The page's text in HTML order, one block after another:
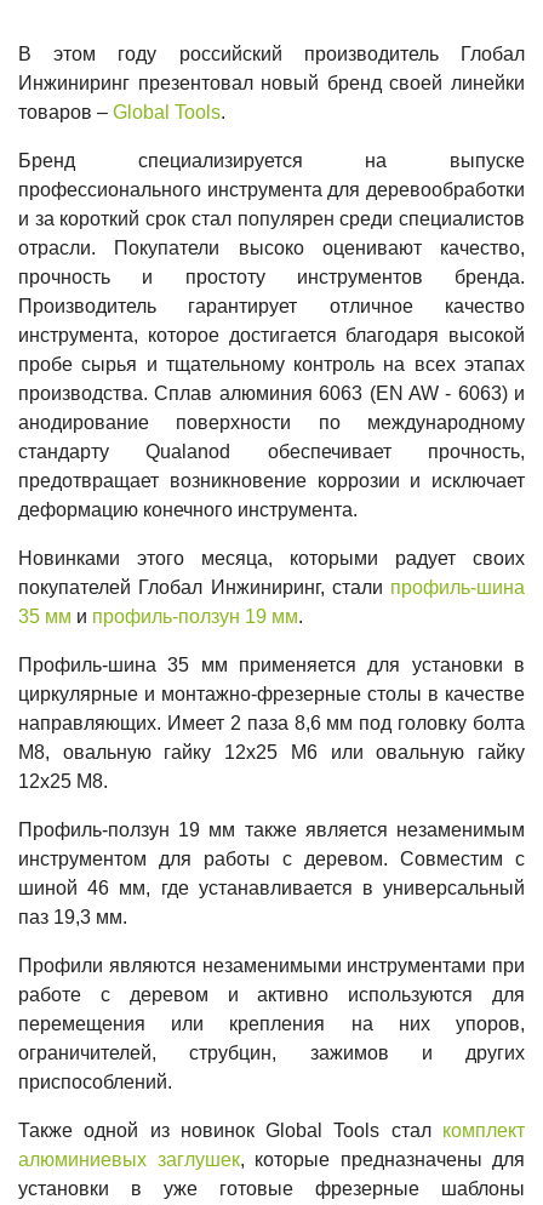
В этом году российский производитель Глобал
Инжиниринг презентовал новый бренд своей линейки
товаров – Global Tools.
Бренд специализируется на выпуске
профессионального инструмента для деревообработки
и за короткий срок стал популярен среди специалистов
отрасли. Покупатели высоко оценивают качество,
прочность и простоту инструментов бренда.
Производитель гарантирует отличное качество
инструмента, которое достигается благодаря высокой
пробе сырья и тщательному контроль на всех этапах
производства. Сплав алюминия 6063 (EN AW - 6063) и
анодирование поверхности по международному
стандарту Qualanod обеспечивает прочность,
предотвращает возникновение коррозии и исключает
деформацию конечного инструмента.
Новинками этого месяца, которыми радует своих
покупателей Глобал Инжиниринг, стали профиль-шина
35 мм и профиль-ползун 19 мм.
Профиль-шина 35 мм применяется для установки в
циркулярные и монтажно-фрезерные столы в качестве
направляющих. Имеет 2 паза 8,6 мм под головку болта
М8, овальную гайку 12х25 М6 или овальную гайку
12х25 М8.
Профиль-ползун 19 мм также является незаменимым
инструментом для работы с деревом. Совместим с
шиной 46 мм, где устанавливается в универсальный
паз 19,3 мм.
Профили являются незаменимыми инструментами при
работе с деревом и активно используются для
перемещения или крепления на них упоров,
ограничителей, струбцин, зажимов и других
приспособлений.
Также одной из новинок Global Tools стал комплект
алюминиевых заглушек, которые предназначены для
установки в уже готовые фрезерные шаблоны